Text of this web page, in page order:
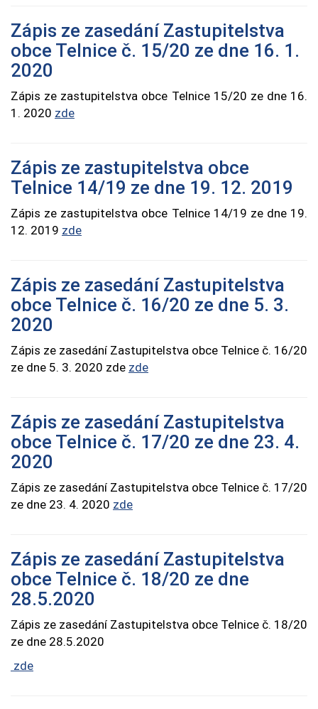
Zápis ze zasedání Zastupitelstva
obce Telnice č. 15/20 ze dne 16. 1.
2020
Zápis ze zastupitelstva obce Telnice 15/20 ze dne 16.
1. 2020 zde
Zápis ze zastupitelstva obce
Telnice 14/19 ze dne 19. 12. 2019
Zápis ze zastupitelstva obce Telnice 14/19 ze dne 19.
12. 2019 zde
Zápis ze zasedání Zastupitelstva
obce Telnice č. 16/20 ze dne 5. 3.
2020
Zápis ze zasedání Zastupitelstva obce Telnice č. 16/20
ze dne 5. 3. 2020 zde zde
Zápis ze zasedání Zastupitelstva
obce Telnice č. 17/20 ze dne 23. 4.
2020
Zápis ze zasedání Zastupitelstva obce Telnice č. 17/20
ze dne 23. 4. 2020 zde
Zápis ze zasedání Zastupitelstva
obce Telnice č. 18/20 ze dne
28.5.2020
Zápis ze zasedání Zastupitelstva obce Telnice č. 18/20
ze dne 28.5.2020
zde